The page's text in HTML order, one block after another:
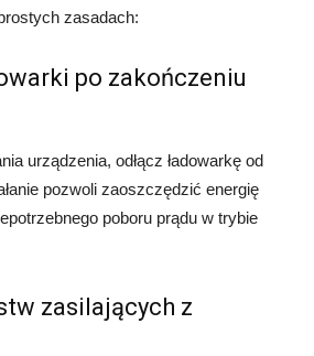
zasadach:
po zakończeniu
urządzenia, odłącz ładowarkę od
pozwoli zaoszczędzić energię
poboru prądu w trybie
zasilających z